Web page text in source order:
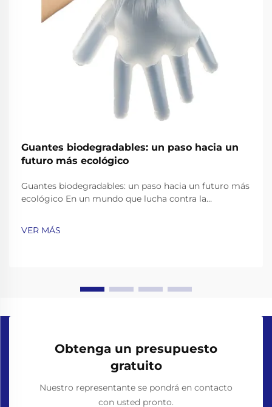
Guantes biodegradables: un paso hacia un
futuro más ecológico
Guantes biodegradables: un paso hacia un futuro más
ecológico En un mundo que lucha contra la
ecológicas a los productos cotidianos se ha vuelto
VER MÁS
Obtenga un presupuesto
gratuito
Nuestro representante se pondrá en contacto
con usted pronto.